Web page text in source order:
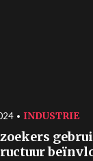
INDUSTRIE